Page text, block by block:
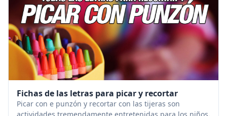
Fichas de las letras para picar y recortar
Picar con e punzón y recortar con las tijeras son